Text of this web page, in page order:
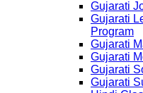
Gujarati
Gujarati
Program
Gujarati
Gujarati
Gujarati
Gujarati